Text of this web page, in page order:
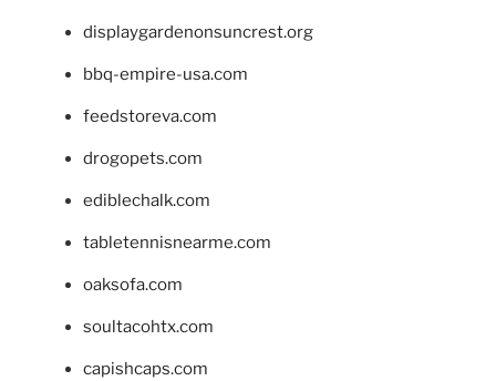
displaygardenonsuncrest.org
bbq-empire-usa.com
feedstoreva.com
drogopets.com
ediblechalk.com
tabletennisnearme.com
oaksofa.com
soultacohtx.com
capishcaps.com